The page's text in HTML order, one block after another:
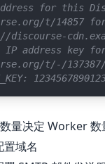
for this
t/14857
discourse-
IP address key
t/-/
量决定 Worker 数
置域名